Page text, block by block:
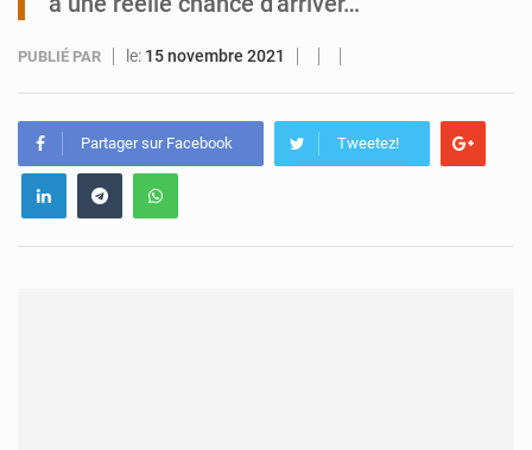
PUBLIÉ PAR le: 15 novembre 2021
Partager sur Facebook Tweetez!